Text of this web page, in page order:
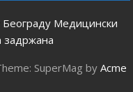
Медицински
задржана
SuperMag byAcme